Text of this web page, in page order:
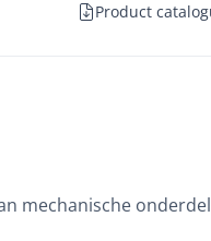
Product
mechanische